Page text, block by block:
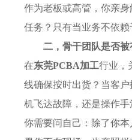
作为老板或高管，你亲
任务？只有当业务不依
二，骨干团队是否被
在东莞PCBA加工行业，
线确保按时出货？当客
机飞达故障，还是操作手
你需要问自己：除了你